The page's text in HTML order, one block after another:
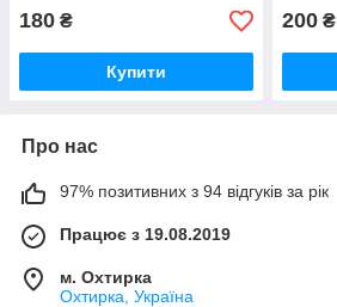
180 ₴
Купити
200 ₴
Про нас
97% позитивних з 94 відгуків за рік
Працює з 19.08.2019
м. Охтирка
Охтирка, Україна